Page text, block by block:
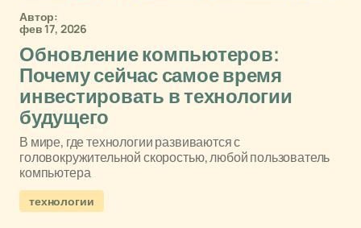
Автор:
фев 17, 2026
Обновление компьютеров:
Почему сейчас самое время
инвестировать в технологии
будущего
В мире, где технологии развиваются с
головокружительной скоростью, любой пользователь
компьютера
технологии